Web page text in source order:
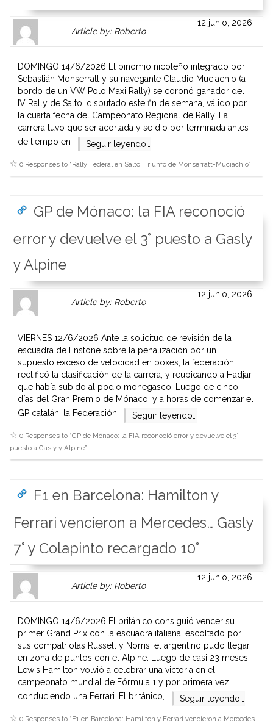
Gravatar
is
here.
Clickable
link
Author
page.
Article by: Robertolink
to
website
or
other
works.
admin
12 junio, 2026
DOMINGO 14/6/2026 El binomio nicoleño integrado por
Sebastián Monserratt y su navegante Claudio Muciachio (a
bordo de un VW Polo Maxi Rally) se coronó ganador del
IV Rally de Salto, disputado este fin de semana, válido por
la cuarta fecha del Campeonato Regional de Rally. La
carrera tuvo que ser acortada y se dio por terminada antes
de tiempo en
Seguir leyendo…
0 Responses to “Rally Federal en Salto: Triunfo de Monserratt-Muciachio”
GP de Mónaco: la FIA reconoció
error y devuelve el 3° puesto a Gasly
y Alpine
Gravatar
is
here.
Clickable
link
Author
page.
Article by: Robertolink
to
website
or
other
works.
admin
12 junio, 2026
VIERNES 12/6/2026 Ante la solicitud de revisión de la
escuadra de Enstone sobre la penalización por un
supuesto exceso de velocidad en boxes, la federación
rectificó la clasificación de la carrera, y reubicando a Hadjar
que había subido al podio monegasco. Luego de cinco
días del Gran Premio de Mónaco, y a horas de comenzar el
GP catalán, la Federación
Seguir leyendo…
0 Responses to “GP de Mónaco: la FIA reconoció error y devuelve el 3°
puesto a Gasly y Alpine”
F1 en Barcelona: Hamilton y
Ferrari vencieron a Mercedes… Gasly
7° y Colapinto recargado 10°
Gravatar
is
here.
Clickable
link
Author
page.
Article by: Robertolink
to
website
or
other
works.
admin
12 junio, 2026
DOMINGO 14/6/2026 El británico consiguió vencer su
primer Grand Prix con la escuadra italiana, escoltado por
sus compatriotas Russell y Norris; el argentino pudo llegar
en zona de puntos con el Alpine. Luego de casi 23 meses,
Lewis Hamilton volvió a celebrar una victoria en el
campeonato mundial de Fórmula 1 y por primera vez
conduciendo una Ferrari. El británico,
Seguir leyendo…
0 Responses to “F1 en Barcelona: Hamilton y Ferrari vencieron a Mercedes…